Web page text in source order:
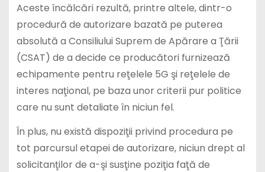
Aceste încălcări rezultă, printre altele, dintr-o
procedură de autorizare bazată pe puterea
absolută a Consiliului Suprem de Apărare a Ţării
(CSAT) de a decide ce producători furnizează
echipamente pentru reţelele 5G şi reţelele de
interes naţional, pe baza unor criterii pur politice
care nu sunt detaliate în niciun fel.
În plus, nu există dispoziţii privind procedura pe
tot parcursul etapei de autorizare, niciun drept al
solicitanţilor de a-şi susţine poziţia faţă de